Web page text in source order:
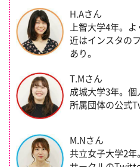
H.Aさん
上智大学4年。
近はインスタの
あり。
T.Mさん
成城大学3年。
所属団体の公式
M.Nさん
共立女子大学2年